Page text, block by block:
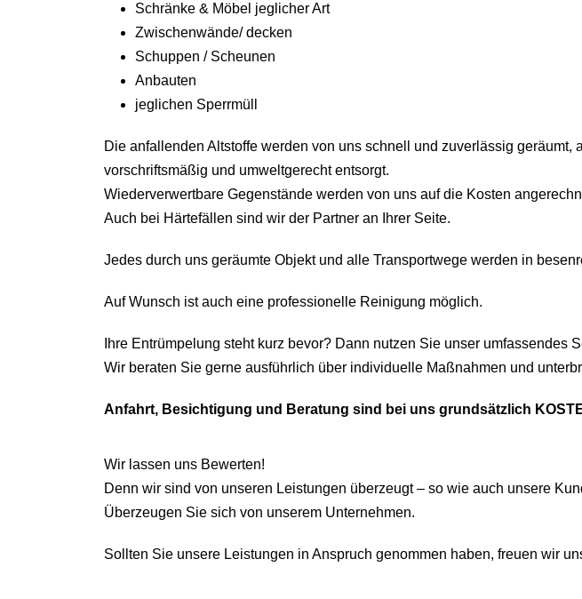
Schränke & Möbel jeglicher Art
Zwischenwände/ decken
Schuppen / Scheunen
Anbauten
jeglichen Sperrmüll
Die anfallenden Altstoffe werden von uns schnell und zuverlässig
vorschriftsmäßig und umweltgerecht entsorgt.
Wiederverwertbare Gegenstände werden von uns auf die Kosten
Auch bei Härtefällen sind wir der Partner an Ihrer Seite.
Jedes durch uns geräumte Objekt und alle Transportwege werden in
Auf Wunsch ist auch eine professionelle Reinigung möglich.
Ihre Entrümpelung steht kurz bevor? Dann nutzen Sie unser umfassendes
Wir beraten Sie gerne ausführlich über individuelle Maßnahmen und
Anfahrt, Besichtigung und Beratung sind bei uns grundsätzlich
Wir lassen uns Bewerten!
Denn wir sind von unseren Leistungen überzeugt – so wie auch unsere
Überzeugen Sie sich von unserem Unternehmen.
Sollten Sie unsere Leistungen in Anspruch genommen haben, freuen wir